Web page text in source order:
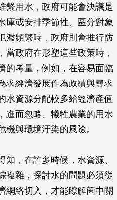
繫用水，政府可能會決議是
庫或安排季節性、區分對象
濫頻繁時，政府則會推行防
當政府在形塑這些政策時，
的考量，例如，在容易面臨
求經濟發展作為政績與尋求
水資源分配較多給經濟產值
進而忽略、犧牲農業的用水
機與環境汙染的風險。
知，在許多時候，水資源、
複雜，探討水的問題必須從
網絡切入，才能瞭解箇中關